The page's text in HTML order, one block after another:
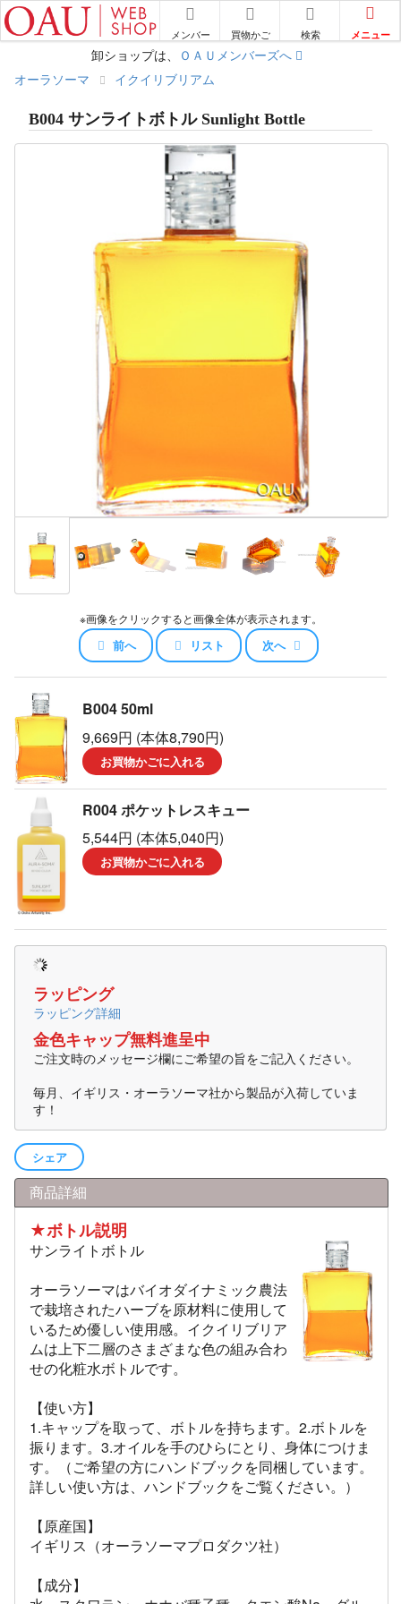
メンバー 買物かご 検索 メニュー
卸ショップは、
ＯＡＵメンバーズへ
オーラソーマ
イクイリブリアム
B004 サンライトボトル Sunlight Bottle
※画像をクリックすると画像全体が表示されます。
前へ リスト 次へ
B004 50ml
9,669円 (本体8,790円)
お買物かごに入れる
R004 ポケットレスキュー
5,544円 (本体5,040円)
お買物かごに入れる
ラッピング
ラッピング詳細
金色キャップ無料進呈中
ご注文時のメッセージ欄にご希望の旨をご記入ください。
毎月、イギリス・オーラソーマ社から製品が入荷していま
す！
シェア
商品詳細
★ボトル説明
サンライトボトル
オーラソーマはバイオダイナミック農法
で栽培されたハーブを原材料に使用して
いるため優しい使用感。イクイリブリア
ムは上下二層のさまざまな色の組み合わ
せの化粧水ボトルです。
【使い方】
1.キャップを取って、ボトルを持ちます。2.ボトルを
振ります。3.オイルを手のひらにとり、身体につけま
す。（ご希望の方にハンドブックを同梱しています。
詳しい使い方は、ハンドブックをご覧ください。）
【原産国】
イギリス（オーラソーマプロダクツ社）
【成分】